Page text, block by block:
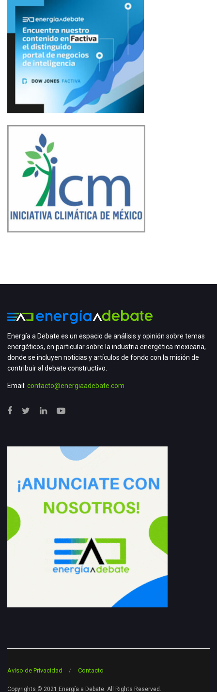
Energía a Debate es un espacio de análisis y opinión sobre temas
energéticos, en particular sobre la industria energética mexicana,
donde se incluyen noticias y artículos de fondo con la misión de
contribuir al debate constructivo.
Email: contacto@energiaadebate.com
Aviso de Privacidad Contacto
Copyrights © 2021 Energía a Debate. All Rights Reserved.